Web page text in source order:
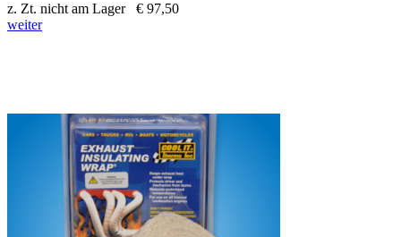
z. Zt. nicht am Lager
€ 97,50
weiter